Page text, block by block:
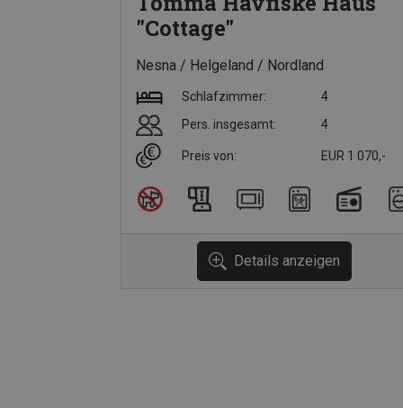
"Cottage"
Nesna Helgeland Nordland
Schlafzimmer:
4
Pers. insgesamt:
4
Preis von: EUR 1 070,-
Details anzeigen